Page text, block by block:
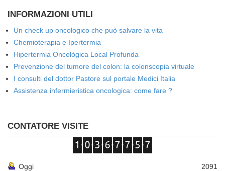
INFORMAZIONI UTILI
Un check up oncologico che può salvare la vita
Chemioterapia e Ipertermia
Hipertermia Oncológica Local Profunda
Prevenzione del tumore del colon: la colonscopia virtuale
I consulti del dottor Pastore sul portale Medici Italia
Assistenza infermieristica oncologica: come fare ?
CONTATORE VISITE
Oggi
2091